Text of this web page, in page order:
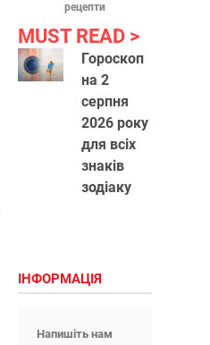
рецепти
MUST READ
Гороскоп
на 2
серпня
2026 року
для всіх
знаків
зодіаку
ІНФОРМАЦІЯ
Напишіть нам